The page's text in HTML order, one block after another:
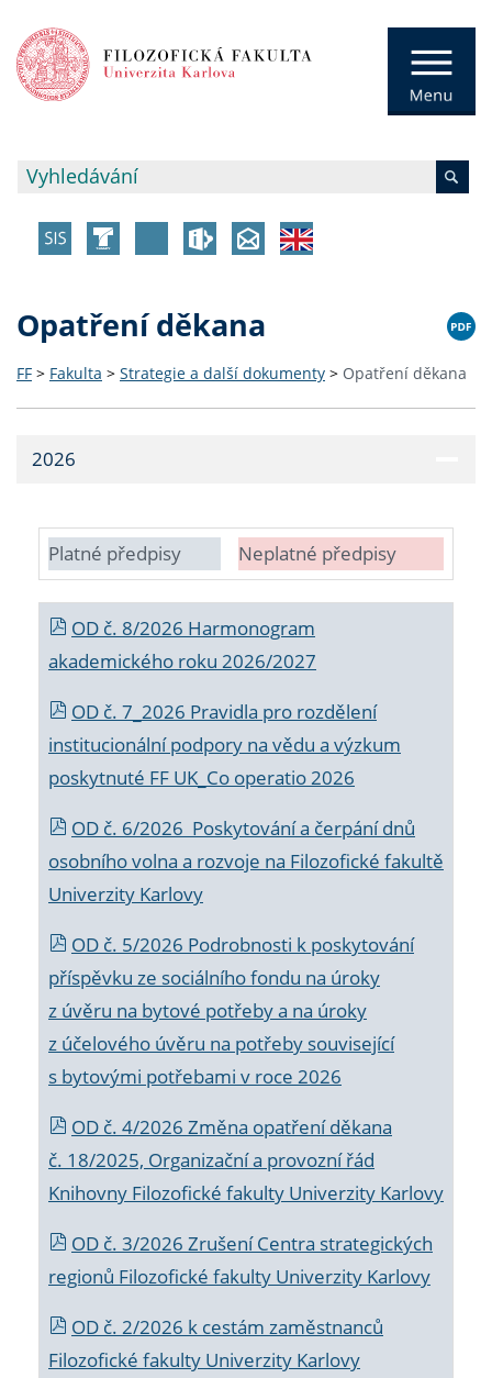
Opatření děkana
FF > Fakulta > Strategie a další dokumenty > Opatření děkana
2026
Platné předpisy Neplatné předpisy
OD č. 8/2026 Harmonogram
akademického roku 2026/2027
OD č. 7_2026 Pravidla pro rozdělení
institucionální podpory na vědu a výzkum
poskytnuté FF UK_Co operatio 2026
OD č. 6/2026 Poskytování a čerpání dnů
osobního volna a rozvoje na Filozofické fakultě
Univerzity Karlovy
OD č. 5/2026 Podrobnosti k poskytování
příspěvku ze sociálního fondu na úroky
z úvěru na bytové potřeby a na úroky
z účelového úvěru na potřeby související
s bytovými potřebami v roce 2026
OD č. 4/2026 Změna opatření děkana
č. 18/2025, Organizační a provozní řád
Knihovny Filozofické fakulty Univerzity Karlovy
OD č. 3/2026 Zrušení Centra strategických
regionů Filozofické fakulty Univerzity Karlovy
OD č. 2/2026 k cestám zaměstnanců
Filozofické fakulty Univerzity Karlovy